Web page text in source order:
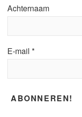
Achternaam
E-mail *